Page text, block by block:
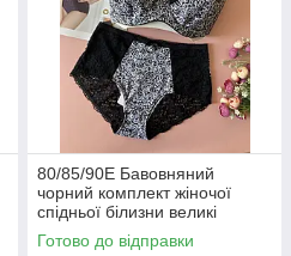
80/85/90Е Бавовняний
чорний комплект жіночої
спідньої білизни великі
розміри
Готово до відправки